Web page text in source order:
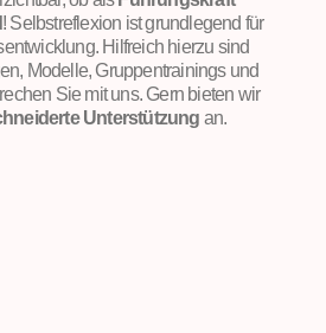
! Selbstreflexion ist grundlegend für
Hilfreich hierzu sind
Modelle, Gruppentrainings und
Sie mit uns. Gern bieten wir
Unterstützung an.